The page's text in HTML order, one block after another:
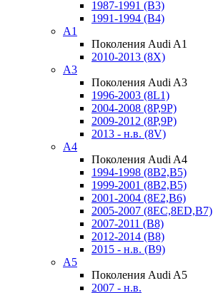
1987-1991 (B3)
1991-1994 (B4)
A1
Поколения Audi A1
2010-2013 (8X)
A3
Поколения Audi A3
1996-2003 (8L1)
2004-2008 (8P,9P)
2009-2012 (8P,9P)
2013 - н.в. (8V)
A4
Поколения Audi A4
1994-1998 (8B2,B5)
1999-2001 (8B2,B5)
2001-2004 (8E2,B6)
2005-2007 (8EC,8ED,B7)
2007-2011 (B8)
2012-2014 (B8)
2015 - н.в. (B9)
A5
Поколения Audi A5
2007 - н.в.